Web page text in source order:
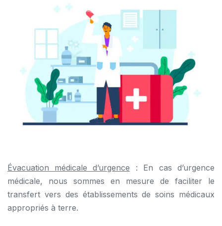
Évacuation médicale d’urgence : En cas d’urgence
médicale, nous sommes en mesure de faciliter le
transfert vers des établissements de soins médicaux
appropriés à terre.